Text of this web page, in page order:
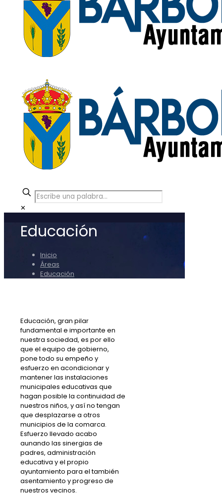
✕
Educación
Inicio
Áreas
Educación
Educación, gran pilar
fundamental e importante en
nuestra sociedad, es por ello
que el equipo de gobierno,
pone todo su empeño y
esfuerzo en acondicionar y
mantener las instalaciones
municipales educativas que
hagan posible la continuidad de
nuestros niños, y así no tengan
que desplazarse a otros
municipios de la comarca.
Esfuerzo llevado acabo
aunando las sinergias de
padres, administración
educativa y el propio
ayuntamiento para el también
asentamiento y progreso de
nuestros vecinos.